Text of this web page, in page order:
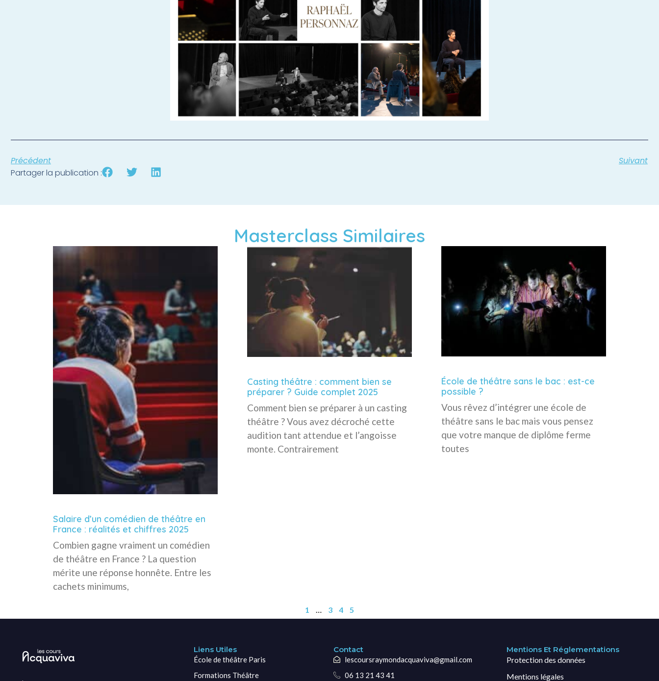
Précédent
Suivant
Partager la publication :
Masterclass Similaires
Salaire d’un comédien de théâtre en
France : réalités et chiffres 2025
Combien gagne vraiment un comédien
de théâtre en France ? La question
mérite une réponse honnête. Entre les
cachets minimums,
Casting théâtre : comment bien se
préparer ? Guide complet 2025
Comment bien se préparer à un casting
théâtre ? Vous avez décroché cette
audition tant attendue et l’angoisse
monte. Contrairement
École de théâtre sans le bac : est-ce
possible ?
Vous rêvez d’intégrer une école de
théâtre sans le bac mais vous pensez
que votre manque de diplôme ferme
toutes
1 … 3 4 5
Liens Utiles
École de théâtre Paris
Formations Théâtre
Contact
lescoursraymondacquaviva@gmail.com
06 13 21 43 41
Mentions Et Réglementations
Protection des données
Mentions légales